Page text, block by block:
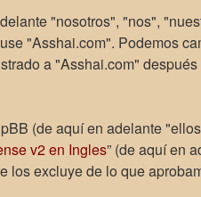
"nosotros", "nos",
"Asshai.com". Podemos
a "Asshai.com"
(de aquí en adelante
v2 en Ingles” (de aquí en
los excluye de lo que